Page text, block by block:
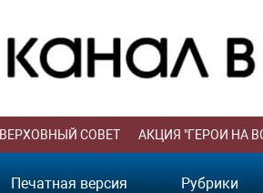
ВЕРХОВНЫЙ СОВЕТ АКЦИЯ "ГЕРОИ НА
Печатная версия Рубрики